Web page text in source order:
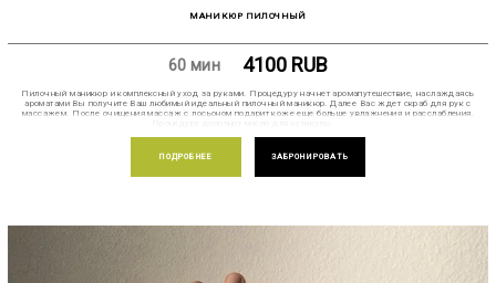
МАНИКЮР ПИЛОЧНЫЙ
60 мин 4100 RUB
Пилочный маникюр и комплексный уход за руками. Процедуру начнет аромапутешествие, наслаждаясь
ароматами Вы получите Ваш любимый идеальный пилочный маникюр. Далее Вас ждет скраб для рук с
массажем. После очищения массаж с лосьоном подарит коже еще больше увлажнения и расслабления.
ПОДРОБНЕЕ ЗАБРОНИРОВАТЬ